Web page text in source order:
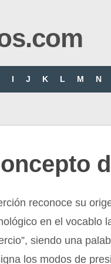
I J K L M N
reconoce su
en el vocablo
siendo una
los modos de